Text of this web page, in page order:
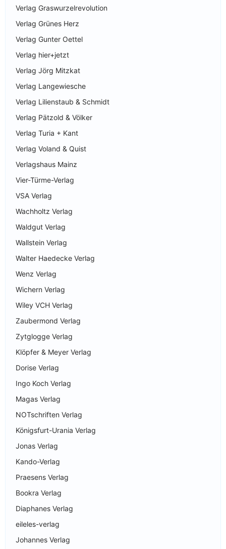
Verlag Graswurzelrevolution
Verlag Grünes Herz
Verlag Gunter Oettel
Verlag hier+jetzt
Verlag Jörg Mitzkat
Verlag Langewiesche
Verlag Lilienstaub & Schmidt
Verlag Pätzold & Völker
Verlag Turia + Kant
Verlag Voland & Quist
Verlagshaus Mainz
Vier-Türme-Verlag
VSA Verlag
Wachholtz Verlag
Waldgut Verlag
Wallstein Verlag
Walter Haedecke Verlag
Wenz Verlag
Wichern Verlag
Wiley VCH Verlag
Zaubermond Verlag
Zytglogge Verlag
Klöpfer & Meyer Verlag
Dorise Verlag
Ingo Koch Verlag
Magas Verlag
NOTschriften Verlag
Königsfurt-Urania Verlag
Jonas Verlag
Kando-Verlag
Praesens Verlag
Bookra Verlag
Diaphanes Verlag
eileles-verlag
Johannes Verlag